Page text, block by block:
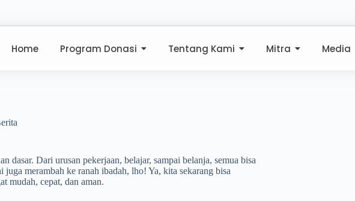
Home Program Donasi Tentang Kami Mitra Media
dasar. Dari urusan pekerjaan, belajar, sampai belanja, semua bisa
juga merambah ke ranah ibadah, lho! Ya, kita sekarang bisa
mudah, cepat, dan aman.